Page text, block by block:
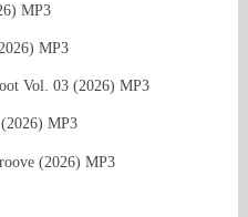
MP3
MP3
Vol. 03 (2026) MP3
MP3
(2026) MP3